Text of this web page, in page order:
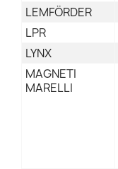
LEMFÖRDER
LPR
LYNX
MAGNETI
MARELLI